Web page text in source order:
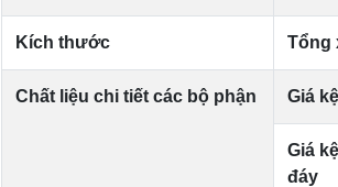
Kích thước Tổng
Chất liệu chi tiết các bộ phận Giá kệ
Giá
đáy